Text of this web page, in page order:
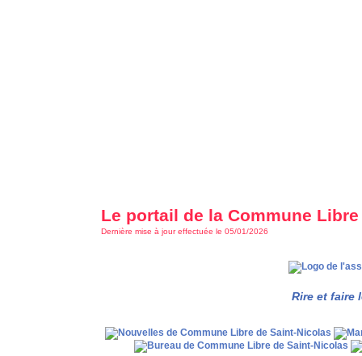
Le portail de la Commune
Dernière mise à jour effectuée le 05/01/2026
Rire et faire